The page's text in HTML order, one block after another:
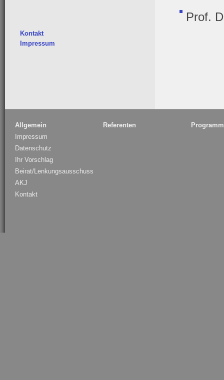
Prof.
Kontakt
Impressum
Allgemein
Impressum
Datenschutz
Ihr Vorschlag
Beirat/Lenkungsausschuss
AKJ
Kontakt
Referenten Programm